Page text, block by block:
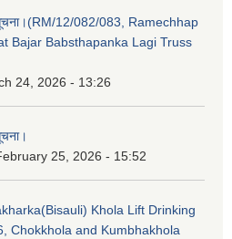
12/082/083, Ramechhap
Bajar Babsthapanka Lagi Truss
24, 2026 - 13:26
25, 2026 - 15:52
Khola Lift Drinking
Chokkhola and Kumbhakhola